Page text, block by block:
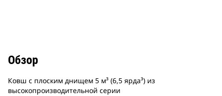
Обзор
Ковш с плоским днищем 5 м³ (6,5 ярда³) из
высокопроизводительной серии